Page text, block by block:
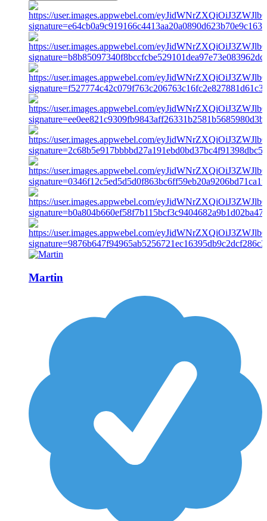
Martin